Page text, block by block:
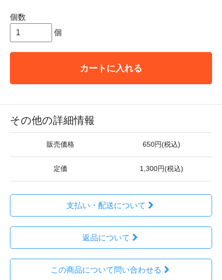
個数
個
カートに入れる
その他の詳細情報
販売価格 650円(税込)
定価 1,300円(税込)
支払い・配送について
返品について
この商品について問い合わせる